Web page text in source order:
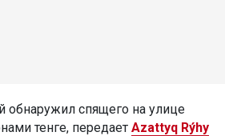
обнаружил спящего на улице
тенге, передает Azattyq Rýhy